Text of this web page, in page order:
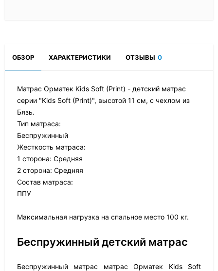
ОБЗОР ХАРАКТЕРИСТИКИ ОТЗЫВЫ 0
Матрас Орматек Kids Soft (Print) - детский матрас
серии "Kids Soft (Print)", высотой 11 см, с чехлом из
Бязь.
Тип матраса:
Беспружинный
Жесткость матраса:
1 сторона: Средняя
2 сторона: Средняя
Состав матраса:
ППУ
Максимальная нагрузка на спальное место 100 кг.
Беспружинный детский матрас
Беспружинный матрас матрас Орматек Kids Soft